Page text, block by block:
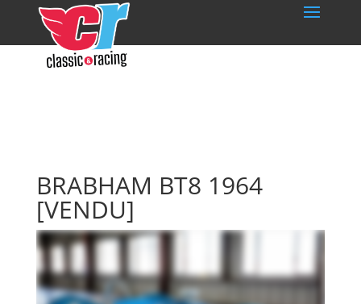
BRABHAM BT8 1964
[VENDU]